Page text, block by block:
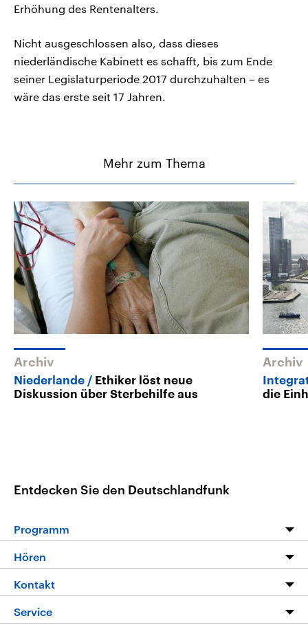
Erhöhung des Rentenalters.
Nicht ausgeschlossen also, dass dieses
niederländische Kabinett es schafft, bis zum Ende
seiner Legislaturperiode 2017 durchzuhalten – es
wäre das erste seit 17 Jahren.
Mehr zum Thema
Archiv
Niederlande
Ethiker löst neue
Diskussion über Sterbehilfe aus
Archiv
die
Entdecken Sie den Deutschlandfunk
Programm
Programm
Die Nachrichten
Nachrichtenleicht
Hören
Livestream
Kontakt
Hörerservice
Service